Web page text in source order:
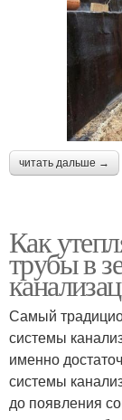
читать дальше →
Как
трубы в
Самый
системы
именно
системы
до появления